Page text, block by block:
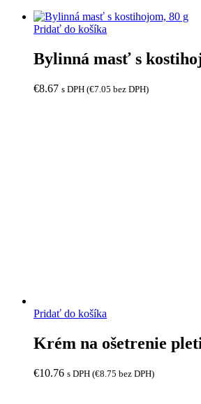
Pridať do košíka
Bylinná masť s
€8.67 s DPH (€7.05 bez DPH)
Pridať do košíka
Krém na ošetrenie
€10.76 s DPH (€8.75 bez DPH)